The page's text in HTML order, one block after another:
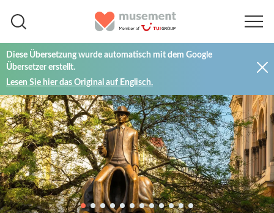
Diese Übersetzung wurde automatisch mit dem Google
Übersetzer erstellt.
Lesen Sie hier das Original auf Englisch.